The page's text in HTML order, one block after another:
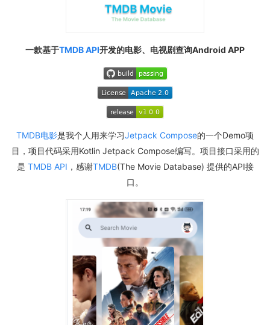
一款基于TMDB API开发的电影、电视剧查询Android APP
TMDB电影是我个人用来学习Jetpack Compose的一个Demo项
目，项目代码采用Kotlin Jetpack Compose编写。项目接口采用的
是 TMDB API ，感谢TMDB(The Movie Database) 提供的API接
口。